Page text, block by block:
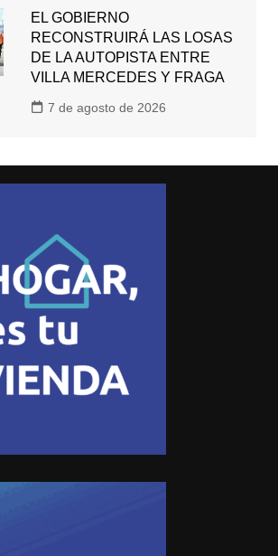
EL GOBIERNO
RECONSTRUIRÁ LAS LOSAS
DE LA AUTOPISTA ENTRE
VILLA MERCEDES Y FRAGA
7 de agosto de 2026